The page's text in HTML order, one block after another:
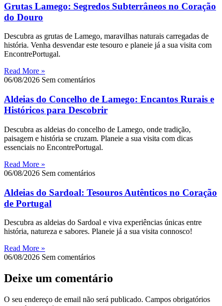
Grutas Lamego: Segredos Subterrâneos no Coração
do Douro
Descubra as grutas de Lamego, maravilhas naturais carregadas de
história. Venha desvendar este tesouro e planeie já a sua visita com
EncontrePortugal.
Read More »
06/08/2026 Sem comentários
Aldeias do Concelho de Lamego: Encantos Rurais e
Históricos para Descobrir
Descubra as aldeias do concelho de Lamego, onde tradição,
paisagem e história se cruzam. Planeie a sua visita com dicas
essenciais no EncontrePortugal.
Read More »
06/08/2026 Sem comentários
Aldeias do Sardoal: Tesouros Autênticos no Coração
de Portugal
Descubra as aldeias do Sardoal e viva experiências únicas entre
história, natureza e sabores. Planeie já a sua visita connosco!
Read More »
06/08/2026 Sem comentários
Deixe um comentário
O seu endereço de email não será publicado. Campos obrigatórios